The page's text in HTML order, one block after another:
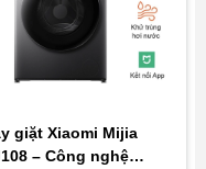
giặt Xiaomi Mijia
– Công nghệ